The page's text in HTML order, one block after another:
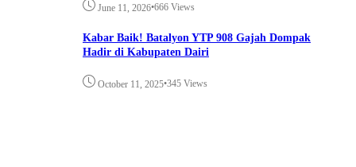
June 11, 2026•666 Views
Kabar Baik! Batalyon YTP 908 Gajah Dompak
Hadir di Kabupaten Dairi
October 11, 2025•345 Views